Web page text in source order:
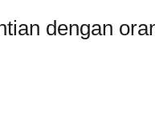
dengan